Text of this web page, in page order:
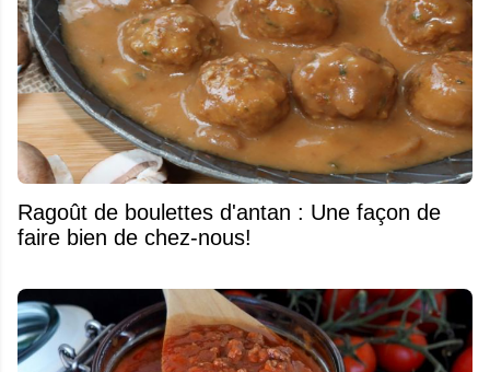
Ragoût de boulettes d'antan : Une façon de
faire bien de chez-nous!